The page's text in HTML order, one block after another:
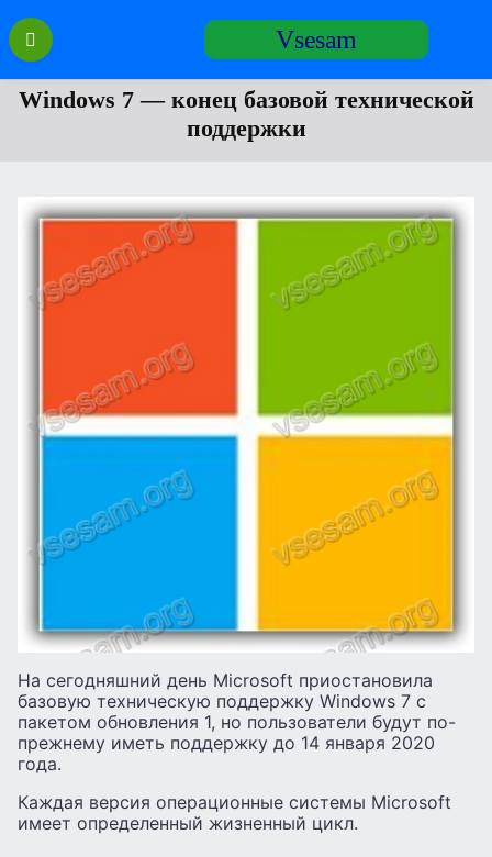
Перейти
содержанию
Vsesam
Windows 7 — конец базовой технической
поддержки
На сегодняшний день Microsoft приостановила
базовую техническую поддержку Windows 7 с
пакетом обновления 1, но пользователи будут по-
прежнему иметь поддержку до 14 января 2020
года.
Каждая версия операционные системы Microsoft
имеет определенный жизненный цикл.